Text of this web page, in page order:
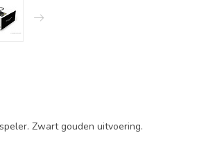
Zwart gouden uitvoering.